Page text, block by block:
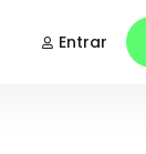
Entrar